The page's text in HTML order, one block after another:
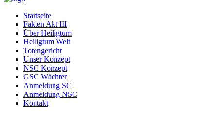
Startseite
Fakten Akt III
Über Heiligtum
Heiligtum Welt
Totengericht
Unser Konzept
NSC Konzept
GSC Wächter
Anmeldung SC
Anmeldung NSC
Kontakt